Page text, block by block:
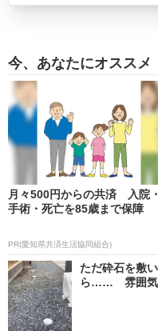
今、あなたにオススメ
月々500円からの共済 入院・
手術・死亡を85歳まで保障
PR(愛知県共済生活協同組合)
ただ砕石を敷
ら…… 雰囲気